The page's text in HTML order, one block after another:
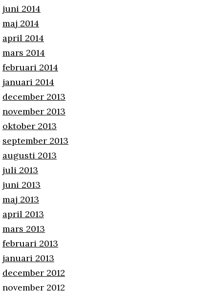
juni 2014
maj 2014
april 2014
mars 2014
februari 2014
januari 2014
december 2013
november 2013
oktober 2013
september 2013
augusti 2013
juli 2013
juni 2013
maj 2013
april 2013
mars 2013
februari 2013
januari 2013
december 2012
november 2012